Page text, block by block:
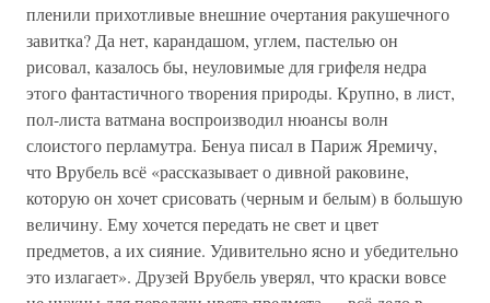
пленили прихотливые внешние очертания ракушечного
завитка? Да нет, карандашом, углем, пастелью он
рисовал, казалось бы, неуловимые для грифеля недра
этого фантастичного творения природы. Крупно, в лист,
пол-листа ватмана воспроизводил нюансы волн
слоистого перламутра. Бенуа писал в Париж Яремичу,
что Врубель всё «рассказывает о дивной раковине,
которую он хочет срисовать (черным и белым) в большую
величину. Ему хочется передать не свет и цвет
предметов, а их сияние. Удивительно ясно и убедительно
это излагает». Друзей Врубель уверял, что краски вовсе